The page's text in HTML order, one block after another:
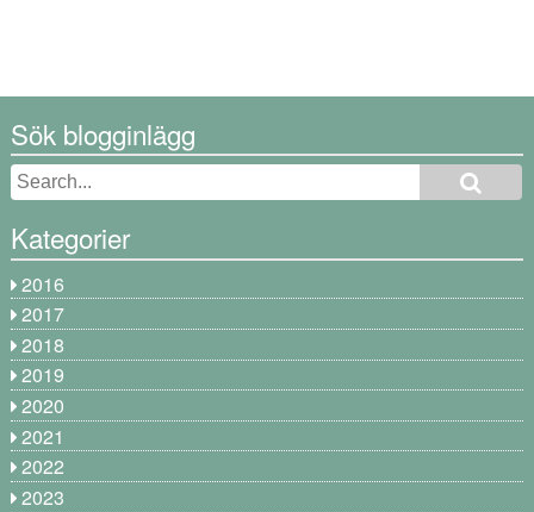
Sök blogginlägg
Kategorier
2016
2017
2018
2019
2020
2021
2022
2023